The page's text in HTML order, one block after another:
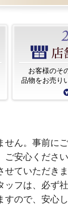
お客様のそ
品物をお売り
せん。事前に
ご安心くださ
ていただきま
ッフは、必ず
ので、安心